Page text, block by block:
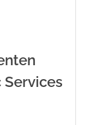
Services